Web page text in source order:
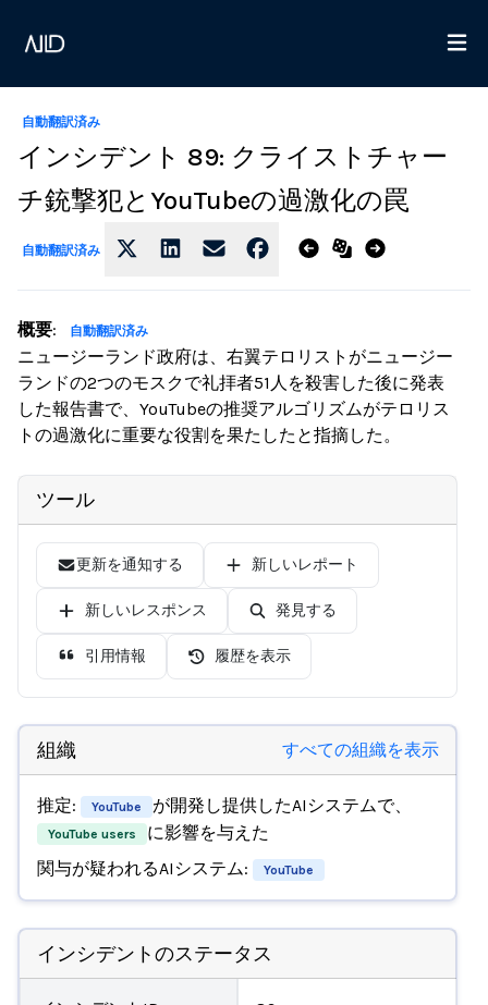
自動翻訳済み
インシデント 89: クライストチャー
チ銃撃犯とYouTubeの過激化の罠
自動翻訳済み
概要: 自動翻訳済み
ニュージーランド政府は、右翼テロリストがニュージー
ランドの2つのモスクで礼拝者51人を殺害した後に発表
した報告書で、YouTubeの推奨アルゴリズムがテロリス
トの過激化に重要な役割を果たしたと指摘した。
ツール
更新を通知する 新しいレポート
新しいレスポンス 発見する
引用情報 履歴を表示
組織 すべての組織を表示
推定: YouTube が開発し提供したAIシステムで、
YouTube users
に影響を与えた
関与が疑われるAIシステム:
YouTube
インシデントのステータス